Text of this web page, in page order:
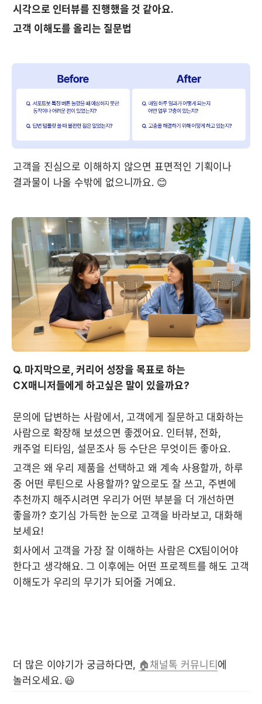
고객 이해도를 올리는 질문법
고객을 진심으로 이해하지 않으면 표면적인 기획이나
결과물이 나올 수밖에 없으니까요. 😊
Q. 마지막으로, 커리어 성장을 목표로 하는
CX매니저들에게 하고싶은 말이 있을까요?
문의에 답변하는 사람에서, 고객에게 질문하고 대화하는
사람으로 확장해 보셨으면 좋겠어요. 인터뷰, 전화,
캐주얼 티타임, 설문조사 등 수단은 무엇이든 좋아요.
고객은 왜 우리 제품을 선택하고 왜 계속 사용할까, 하루
중 어떤 루틴으로 사용할까? 앞으로도 잘 쓰고, 주변에
추천까지 해주시려면 우리가 어떤 부분을 더 개선하면
좋을까? 호기심 가득한 눈으로 고객을 바라보고, 대화해
보세요!
회사에서 고객을 가장 잘 이해하는 사람은 CX팀이어야
한다고 생각해요. 그 이후에는 어떤 프로젝트를 해도 고객
이해도가 우리의 무기가 되어줄 거예요.
더 많은 이야기가 궁금하다면, 🏠채널톡 커뮤니티 에